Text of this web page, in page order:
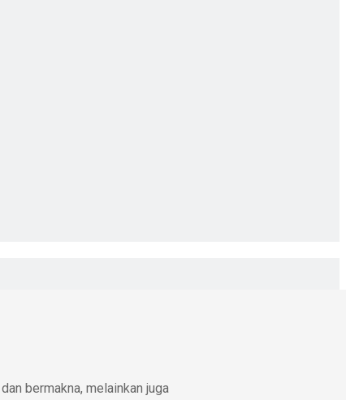
bermakna, melainkan juga